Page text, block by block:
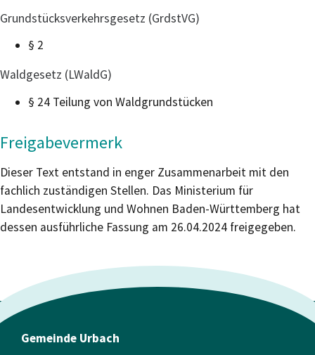
Grundstücksverkehrsgesetz (GrdstVG)
§ 2
Waldgesetz (LWaldG)
§ 24 Teilung von Waldgrundstücken
Freigabevermerk
Dieser Text entstand in enger Zusammenarbeit mit den
fachlich zuständigen Stellen. Das Ministerium für
Landesentwicklung und Wohnen Baden-Württemberg hat
dessen ausführliche Fassung am 26.04.2024 freigegeben.
Gemeinde Urbach